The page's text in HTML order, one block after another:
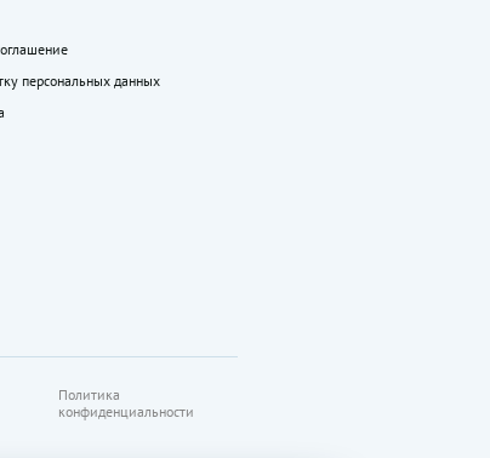
персональных данных
Политика
конфиденциальности